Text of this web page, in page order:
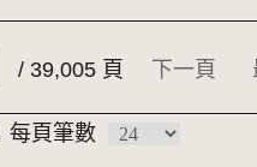
/ 39,005 頁 下一頁
每頁筆數